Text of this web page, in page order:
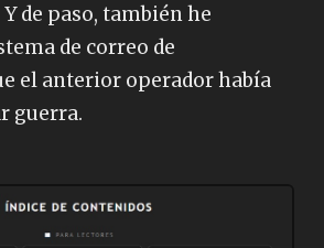
de paso, también he
de correo de
el anterior operador había
guerra.